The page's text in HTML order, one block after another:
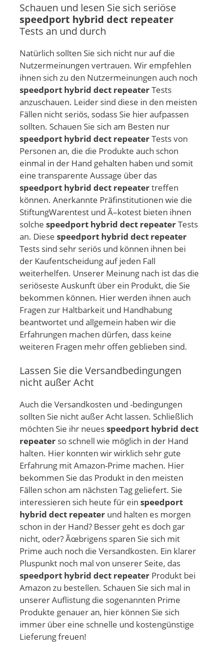
Schauen und lesen Sie sich seriöse
speedport hybrid dect repeater
Tests an und durch
Natürlich sollten Sie sich nicht nur auf die
Nutzermeinungen vertrauen. Wir empfehlen
ihnen sich zu den Nutzermeinungen auch noch
speedport hybrid dect repeaterTests
anzuschauen. Leider sind diese in den meisten
Fällen nicht seriös, sodass Sie hier aufpassen
sollten. Schauen Sie sich am Besten nur
speedport hybrid dect repeaterTests von
Personen an, die die Produkte auch schon
einmal in der Hand gehalten haben und somit
eine transparente Aussage über das
speedport hybrid dect repeatertreffen
können. Anerkannte Präfinstitutionen wie die
StiftungWarentest und Ã–kotest bieten ihnen
solche speedport hybrid dect repeaterTests
an. Diese speedport hybrid dect repeater
Tests sind sehr seriös und können ihnen bei
der Kaufentscheidung auf jeden Fall
weiterhelfen. Unserer Meinung nach ist das die
seriöseste Auskunft über ein Produkt, die Sie
bekommen können. Hier werden ihnen auch
Fragen zur Haltbarkeit und Handhabung
beantwortet und allgemein haben wir die
Erfahrungen machen dürfen, dass keine
weiteren Fragen mehr offen geblieben sind.
Lassen Sie die Versandbedingungen
nicht außer Acht
Auch die Versandkosten und -bedingungen
sollten Sie nicht außer Acht lassen. Schließlich
möchten Sie ihr neuesspeedport hybrid dect
repeater so schnell wie möglich in der Hand
halten. Hier konnten wir wirklich sehr gute
Erfahrung mit Amazon-Prime machen. Hier
bekommen Sie das Produkt in den meisten
Fällen schon am nächsten Tag geliefert. Sie
interessieren sich heute für ein speedport
hybrid dect repeater und halten es morgen
schon in der Hand? Besser geht es doch gar
nicht, oder? Ãœbrigens sparen Sie sich mit
Prime auch noch die Versandkosten. Ein klarer
Pluspunkt noch mal von unserer Seite, das
speedport hybrid dect repeater Produkt bei
Amazon zu bestellen. Schauen Sie sich mal in
unserer Auflistung die sogenannten Prime
Produkte genauer an, hier können Sie sich
immer über eine schnelle und kostengünstige
Lieferung freuen!